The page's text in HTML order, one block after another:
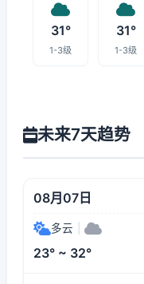
31°
1-3级
31°
1-3级
未来7天趋势
08月07日
多云
23° ~ 32°